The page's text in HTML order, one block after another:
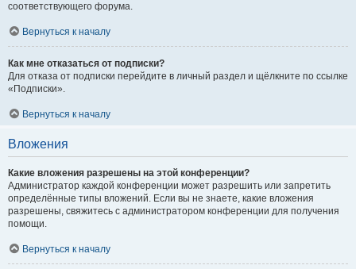
соответствующего форума.
Вернуться к началу
Как мне отказаться от подписки?
Для отказа от подписки перейдите в личный раздел и щёлкните по ссылке
«Подписки».
Вернуться к началу
Вложения
Какие вложения разрешены на этой конференции?
Администратор каждой конференции может разрешить или запретить
определённые типы вложений. Если вы не знаете, какие вложения
разрешены, свяжитесь с администратором конференции для получения
помощи.
Вернуться к началу